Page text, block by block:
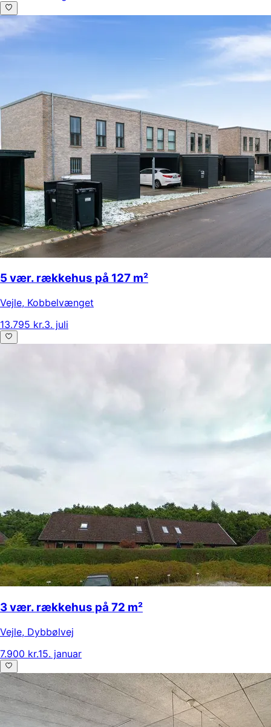
5 vær. rækkehus på 127 m²
Vejle, Kobbelvænget
13.795 kr.3. juli
3 vær. rækkehus på 72 m²
Vejle, Dybbølvej
7.900 kr.15. januar